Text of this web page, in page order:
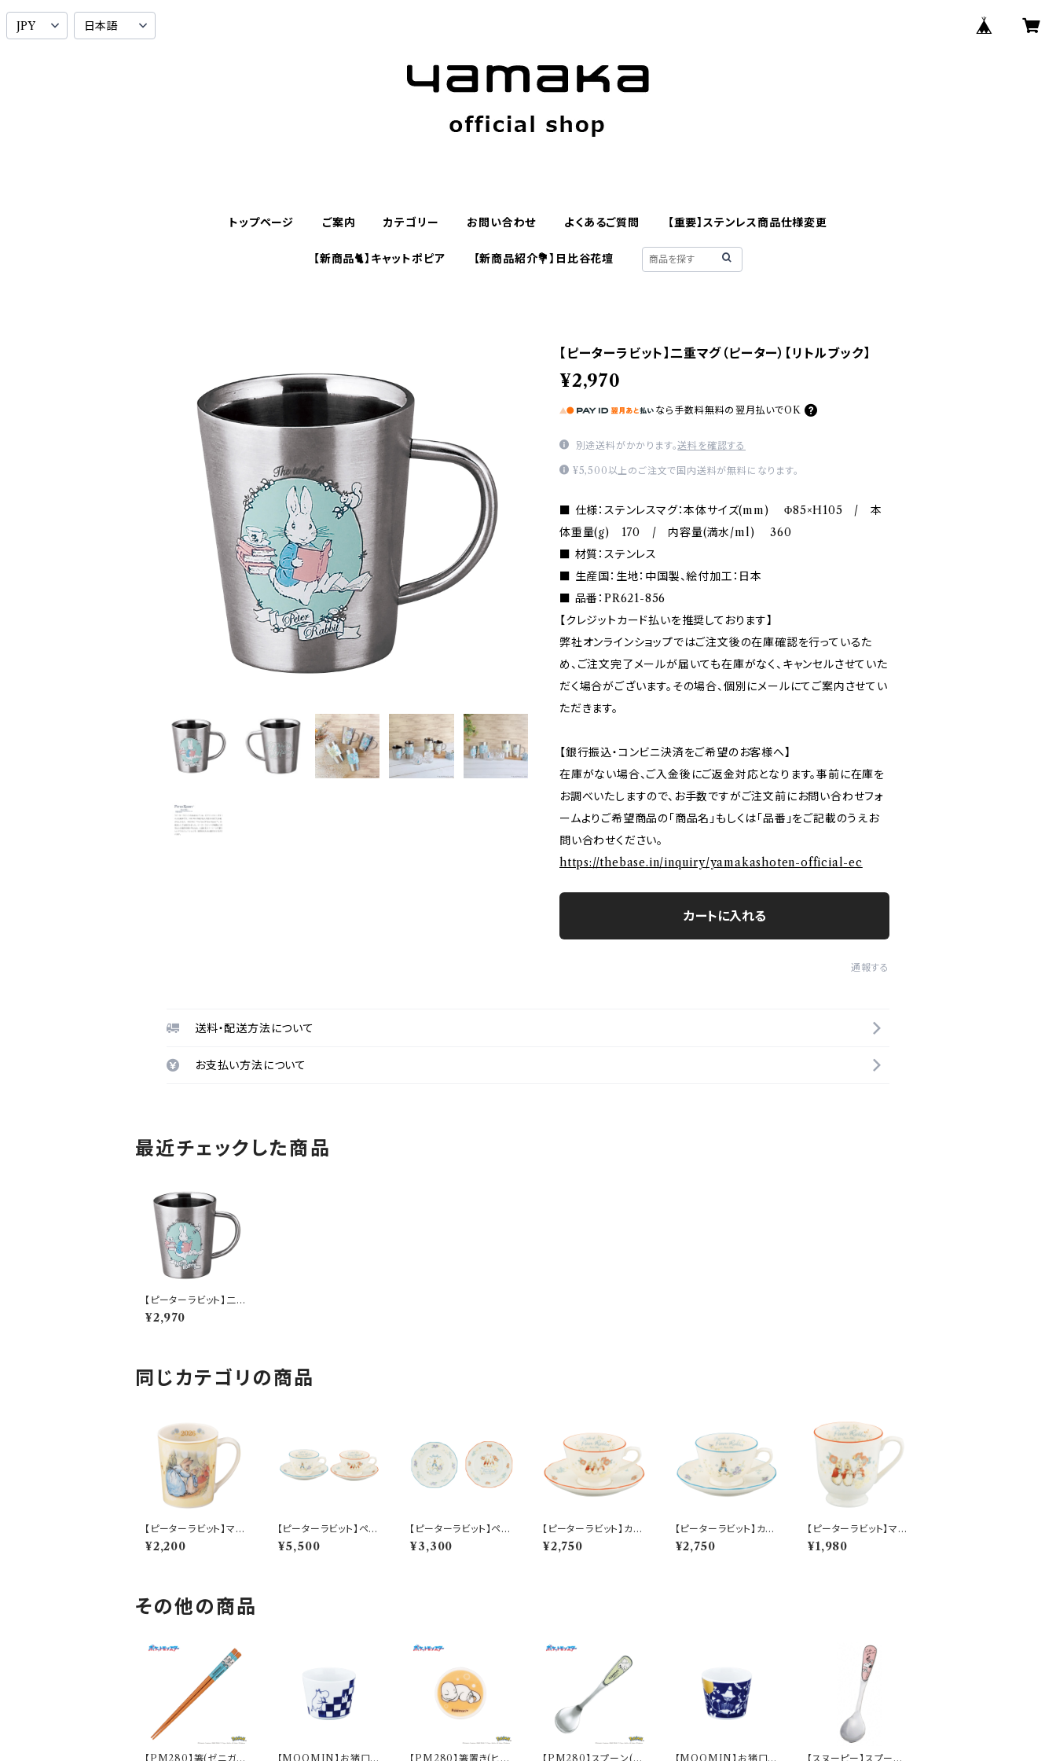
トップページ ご案内 カテゴリー お問い合わせ よくあるご質問 【重要】ステンレス商品仕様変更
【新商品🐈】キャットポピア 【新商品紹介💐】日比谷花壇
【ピーターラビット】二重マグ（ピーター）【リトルブック】
¥2,970
なら 手数料無料の 翌月払いでOK
別途送料がかかります。送料を確認する
¥5,500以上のご注文で国内送料が無料になります。
■ 仕様：ステンレスマグ：本体サイズ(mm) Φ85×H105 / 本
体重量(g) 170 / 内容量(満水/ml) 360
■ 材質：ステンレス
■ 生産国：生地：中国製、絵付加工：日本
■ 品番：PR621-856
【クレジットカード払いを推奨しております】
弊社オンラインショップではご注文後の在庫確認を行っているた
め、ご注文完了メールが届いても在庫がなく、キャンセルさせていた
だく場合がございます。その場合、個別にメールにてご案内させてい
ただきます。
【銀行振込・コンビニ決済をご希望のお客様へ】
在庫がない場合、ご入金後にご返金対応となります。事前に在庫を
お調べいたしますので、お手数ですがご注文前にお問い合わせフォ
ームよりご希望商品の「商品名」もしくは「品番」をご記載のうえお
問い合わせください。
https://thebase.in/inquiry/yamakashoten-official-ec
カートに入れる
通報する
送料・配送方法について
お支払い方法について
最近チェックした商品
【ピーターラビット】二重
マグ（ピーター）【リトル
ブック】
¥2,970
同じカテゴリの商品
【ピーターラビット】マグ
(2026)【SN2026】PR
2026-11
¥2,200
【ピーターラビット】ペア
カップ＆ソーサーセット
【PR650】 PR650-1
¥5,500
【ピーターラビット】ペア
ケーキプレートセット【P
R650】 PR650-153
¥3,300
【ピーターラビット】カッ
プ＆ソーサー(シスター
ズ)【PR650】 PR652-
¥2,750
【ピーターラビット】カッ
プ＆ソーサー(ピーター)
【PR650】 PR651-28
¥2,750
【ピーターラビット】マグ
(シスターズ)【PR650】
PR652-11
¥1,980
その他の商品
【PM280】箸(ゼニガメ)
【MOOMIN】お猪口(I
【PM280】箸置き(ヒト
【PM280】スプーン(フ
【MOOMIN】お猪口
【スヌーピー】スプーン